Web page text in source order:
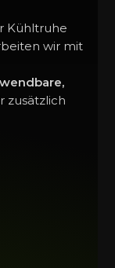
Kühltruhe
wir mit
zusätzlich